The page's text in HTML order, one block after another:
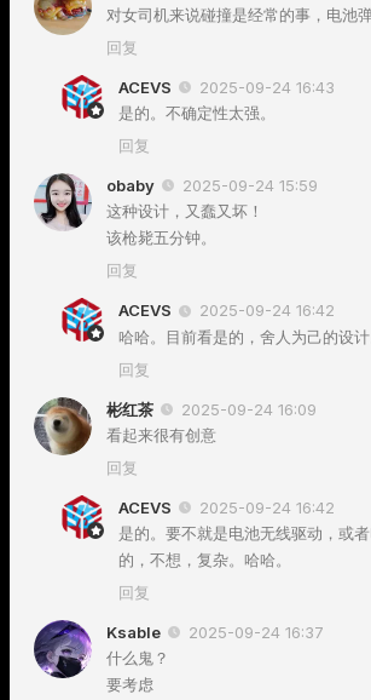
对女司机来说碰撞是经常的事，电池
回复
ACEVS
2025-09-24 16:43
是的。不确定性太强。
回复
obaby
2025-09-24 15:59
这种设计，又蠢又坏！
该枪毙五分钟。
回复
ACEVS
2025-09-24 16:42
哈哈。目前看是的，舍人为己的设计
回复
彬红茶
2025-09-24 16:09
看起来很有创意
回复
ACEVS
2025-09-24 16:42
是的。要不就是电池无线驱动，或
的，不想，复杂。哈哈。
回复
Ksable
2025-09-24 16:37
什么鬼？
要考虑